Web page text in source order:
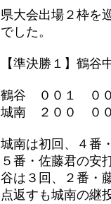
県大会出場２枠を
でした。
【準決勝１】鶴谷
鶴谷 ００１ ０
城南 ２００ ０
城南は初回、４番
５番・佐藤君の安
谷は３回、２番・
点返すも城南の継